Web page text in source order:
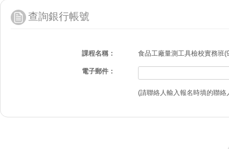
查詢銀行帳號
課程名稱： 食品工廠量測工具檢校實務班
電子郵件：
(請聯絡人輸入報名時填的聯絡